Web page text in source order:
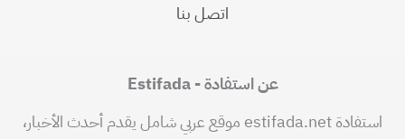
اتصل بنا
عن استفادة - Estifada
استفادة estifada.net موقع عربي شامل يقدم أحدث الأخبار،